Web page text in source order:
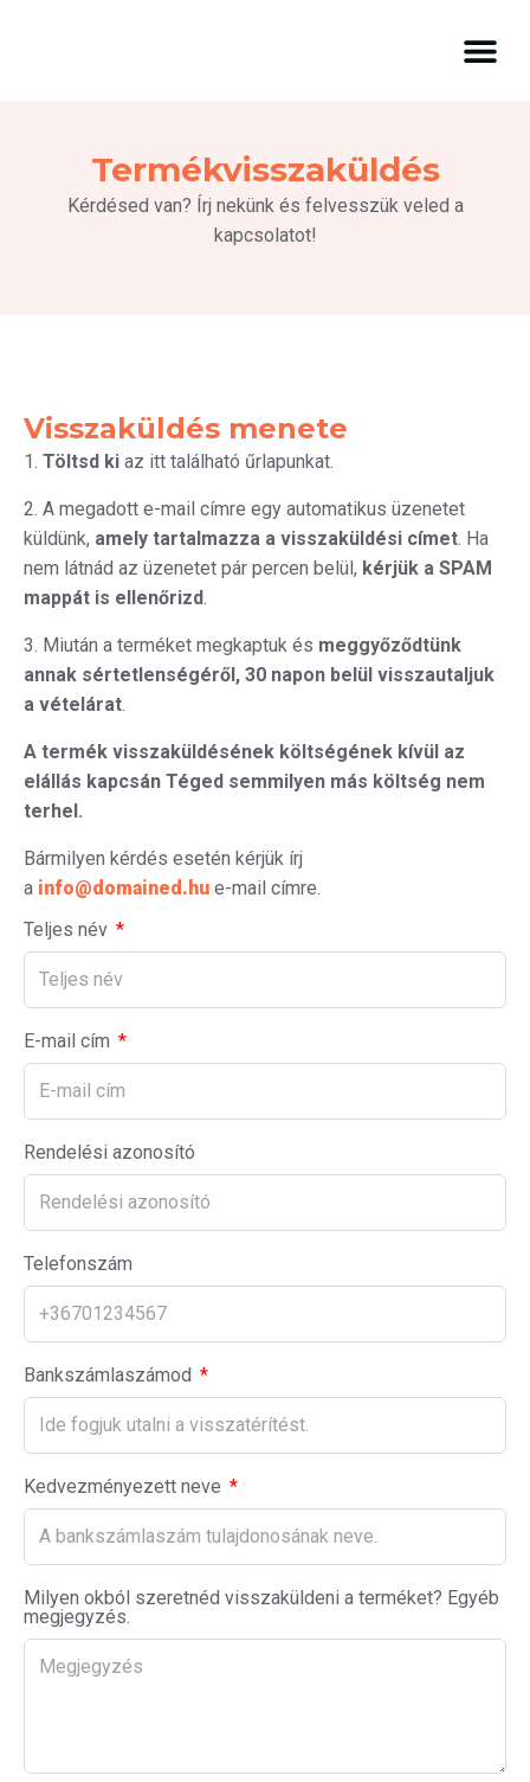
Termékvisszaküldés
Kérdésed van? Írj nekünk és felvesszük veled a
kapcsolatot!
Visszaküldés menete
1. Töltsd ki az itt található űrlapunkat.
2. A megadott e-mail címre egy automatikus üzenetet
küldünk, amely tartalmazza a visszaküldési címet. Ha
nem látnád az üzenetet pár percen belül, kérjük a SPAM
mappát is ellenőrizd.
3. Miután a terméket megkaptuk és meggyőződtünk
annak sértetlenségéről, 30 napon belül visszautaljuk
a vételárat.
A termék visszaküldésének költségének kívül az
elállás kapcsán Téged semmilyen más költség nem
terhel.
Bármilyen kérdés esetén kérjük írj
a info@domained.hu e-mail címre.
Teljes név
E-mail cím
Rendelési azonosító
Telefonszám
Bankszámlaszámod
Kedvezményezett neve
Milyen okból szeretnéd visszaküldeni a terméket? Egyéb
megjegyzés.